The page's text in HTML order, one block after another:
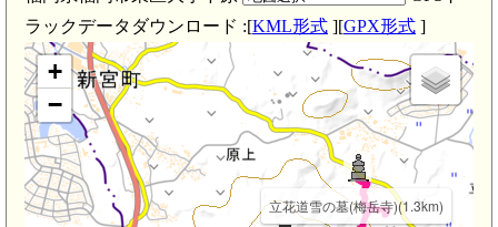
ラックデータダウンロード :[KML形式 ][GPX形式 ]
立花道雪の墓(梅岳寺)(1.3km)
+
−